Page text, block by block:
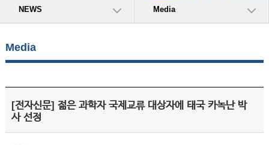
NEWS Media
Media
[전자신문] 젊은 과학자 국제교류 대상자에 태국 카녹난 박
사 선정